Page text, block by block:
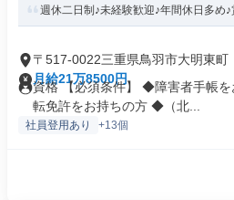
週休二日制♪未経験歓迎♪年間休日多め♪
〒517-0022三重県鳥羽市大明東町
月給21万8500円
資格 【必須条件】 ◆障害者手帳
転免許をお持ちの方 ◆（北...
社員登用あり +13個